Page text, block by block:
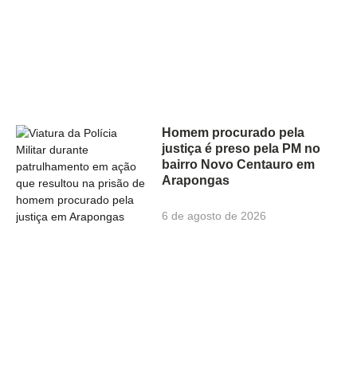
Homem procurado pela
justiça é preso pela PM no
bairro Novo Centauro em
Arapongas
6 de agosto de 2026